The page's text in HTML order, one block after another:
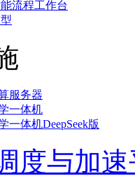
流程工作台
服务器
一体机
一体机DeepSeek版
度与加